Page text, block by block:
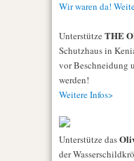
Wir waren da!
Unterstütze THE
Schutzhaus in
vor Beschneidung
werden!
Weitere Infos>
Unterstütze das
der